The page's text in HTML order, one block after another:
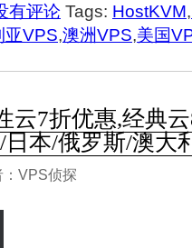
有评论 Tags: HostKVM,
亚VPS,澳洲VPS,美国
云7折优惠,经典
本/俄罗斯/澳大
VPS侦探